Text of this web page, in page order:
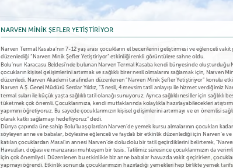
NARVEN MİNİK ŞEFLER YETİŞTİRİYOR
Narven Termal Kasaba’nın 7-12 yaş arası çocukların el becerilerini geliştirmesi ve eğlenceli
düzenlediği “Narven Minik Şefler Yetiştiriyor” etkinliği renkli görüntülere sahne oldu.
Bolu’nun Karacasu Beldesi’nde bulunan Narven Termal Kasaba kendi bünyesinde oluşturduğu
çocukların kişisel gelişimlerini artırmak ve sağlıklı birer nesil olmalarını sağlamak için, Narven
düzenledi. Narven Akademi tarafından düzenlenen “Narven Minik Şefler Yetiştiriyor” konulu
Narven A.Ş. Genel Müdürü Serdar Yıldız, “3 nesil, 4 mevsim tatil anlayışı ile hizmet verdiğimiz
termal suları ile küçük yaşta sağlıklı tatil olanağı sunuyoruz. Ayrıca sağlıklı nesiller için sağlıklı
tüketmek çok önemli. Çocuklarımıza, kendi mutfaklarında kolaylıkla hazırlayabilecekleri
yapımını öğretiyoruz. Bu sayede çocuklarımızın kişisel gelişimlerini artırmayı ve en önemlisi
olarak katkı sağlamayı hedefliyoruz” dedi.
Dünya çapında üne sahip Bolu’lu aşçılardan Narven’de yemek kursu almalarının çocukları
söyleyen anne ve babalar, böylesine eğlenceli ve faydalı bir etkinlik düzenlediği için Narven’e
katılan çocuklardan Masal’ın annesi Narven’de dolu dolu bir tatil geçirdiklerini belirterek,
Havuzları, doğası ve manzarası muhteşem bir tesis. Tatilimiz süresince çocuklarımızın da
için çok önemliydi. Düzenlenen bu etkinlikle biz anne babalar havuzda vakit geçirirken,
yapmayı öğrendi. Etkinlik sonunda çocuklarımızın hazırladığı yemekleri hep birlikte yemek